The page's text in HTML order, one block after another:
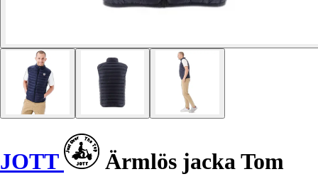
JOTT
Ärmlös jacka Tom